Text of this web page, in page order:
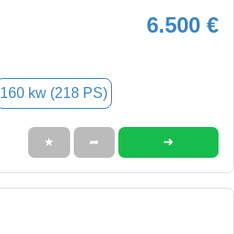
6.500 €
160 kw (218 PS)
★ ➦ ➜